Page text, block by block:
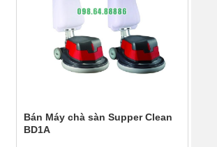
Bán Máy chà sàn Supper Clean
BD1A